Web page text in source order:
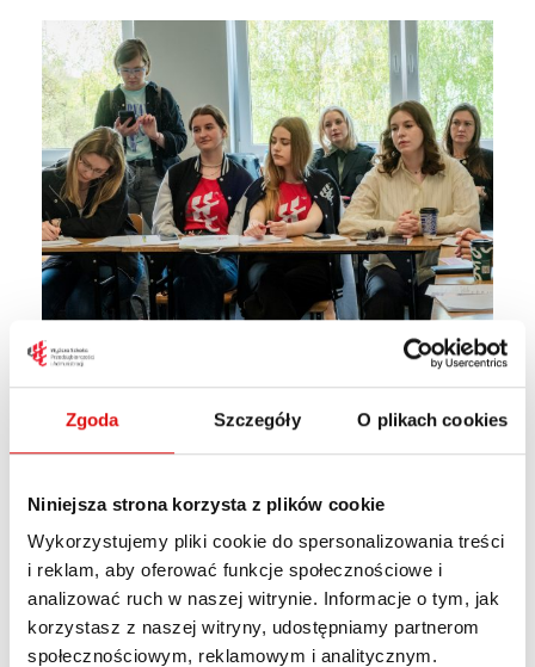
Zgoda Szczegóły O plikach cookies
Niniejsza strona korzysta z plików cookie
Wykorzystujemy pliki cookie do spersonalizowania treści
i reklam, aby oferować funkcje społecznościowe i
analizować ruch w naszej witrynie. Informacje o tym, jak
korzystasz z naszej witryny, udostępniamy partnerom
społecznościowym, reklamowym i analitycznym.